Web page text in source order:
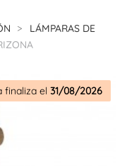
LÁMPARAS DE
finaliza el 31/08/2026